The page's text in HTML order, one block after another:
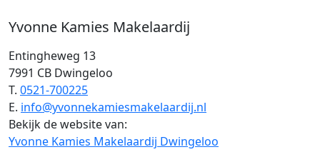
Yvonne Kamies Makelaardij
Entingheweg 13
7991 CB Dwingeloo
T. 0521-700225
E. info@yvonnekamiesmakelaardij.nl
Bekijk de website van:
Yvonne Kamies Makelaardij Dwingeloo